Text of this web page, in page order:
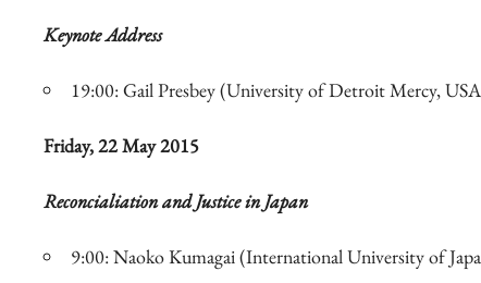
Keynote Address
19:00: Gail Presbey (University of Detroit Mercy,
Friday, 22 May 2015
Reconcialiation and Justice in Japan
9:00: Naoko Kumagai (International University of